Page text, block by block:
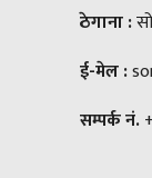
ठेगाना :
ई-मेल :
सम्पर्क नं.